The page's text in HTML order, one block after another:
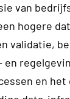
van
hogere
validatie,
en
en het